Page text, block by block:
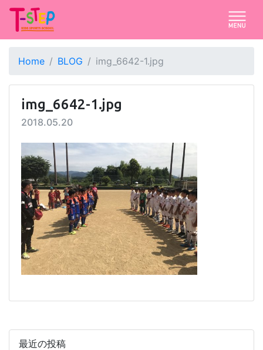
Home BLOG img_6642-1.jpg
img_6642-1.jpg
2018.05.20
最近の投稿